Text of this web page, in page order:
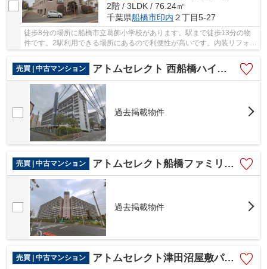
2階 / 3LDK / 76.24㎡
千葉県船橋市印内 ２丁目5-27
徒歩8分の場所に船橋市立葛飾小学校があります。駅まで徒歩13分の物
件です。2駅利用できる場所にあるので利便性が高いです。内装リフォー
ム済みなので、新しくなった住まいで生活を始...
売買 | 中古マンション
アトムセレクト 西船橋ハイツ3号棟409号室
過去掲載物件
売買 | 中古マンション アトムセレクト船橋ファミリータウン１号棟 1207号室
過去掲載物件
売買 | 中古マンション アトムセレクト津田沼屋敷パーク・ホームズ404号室